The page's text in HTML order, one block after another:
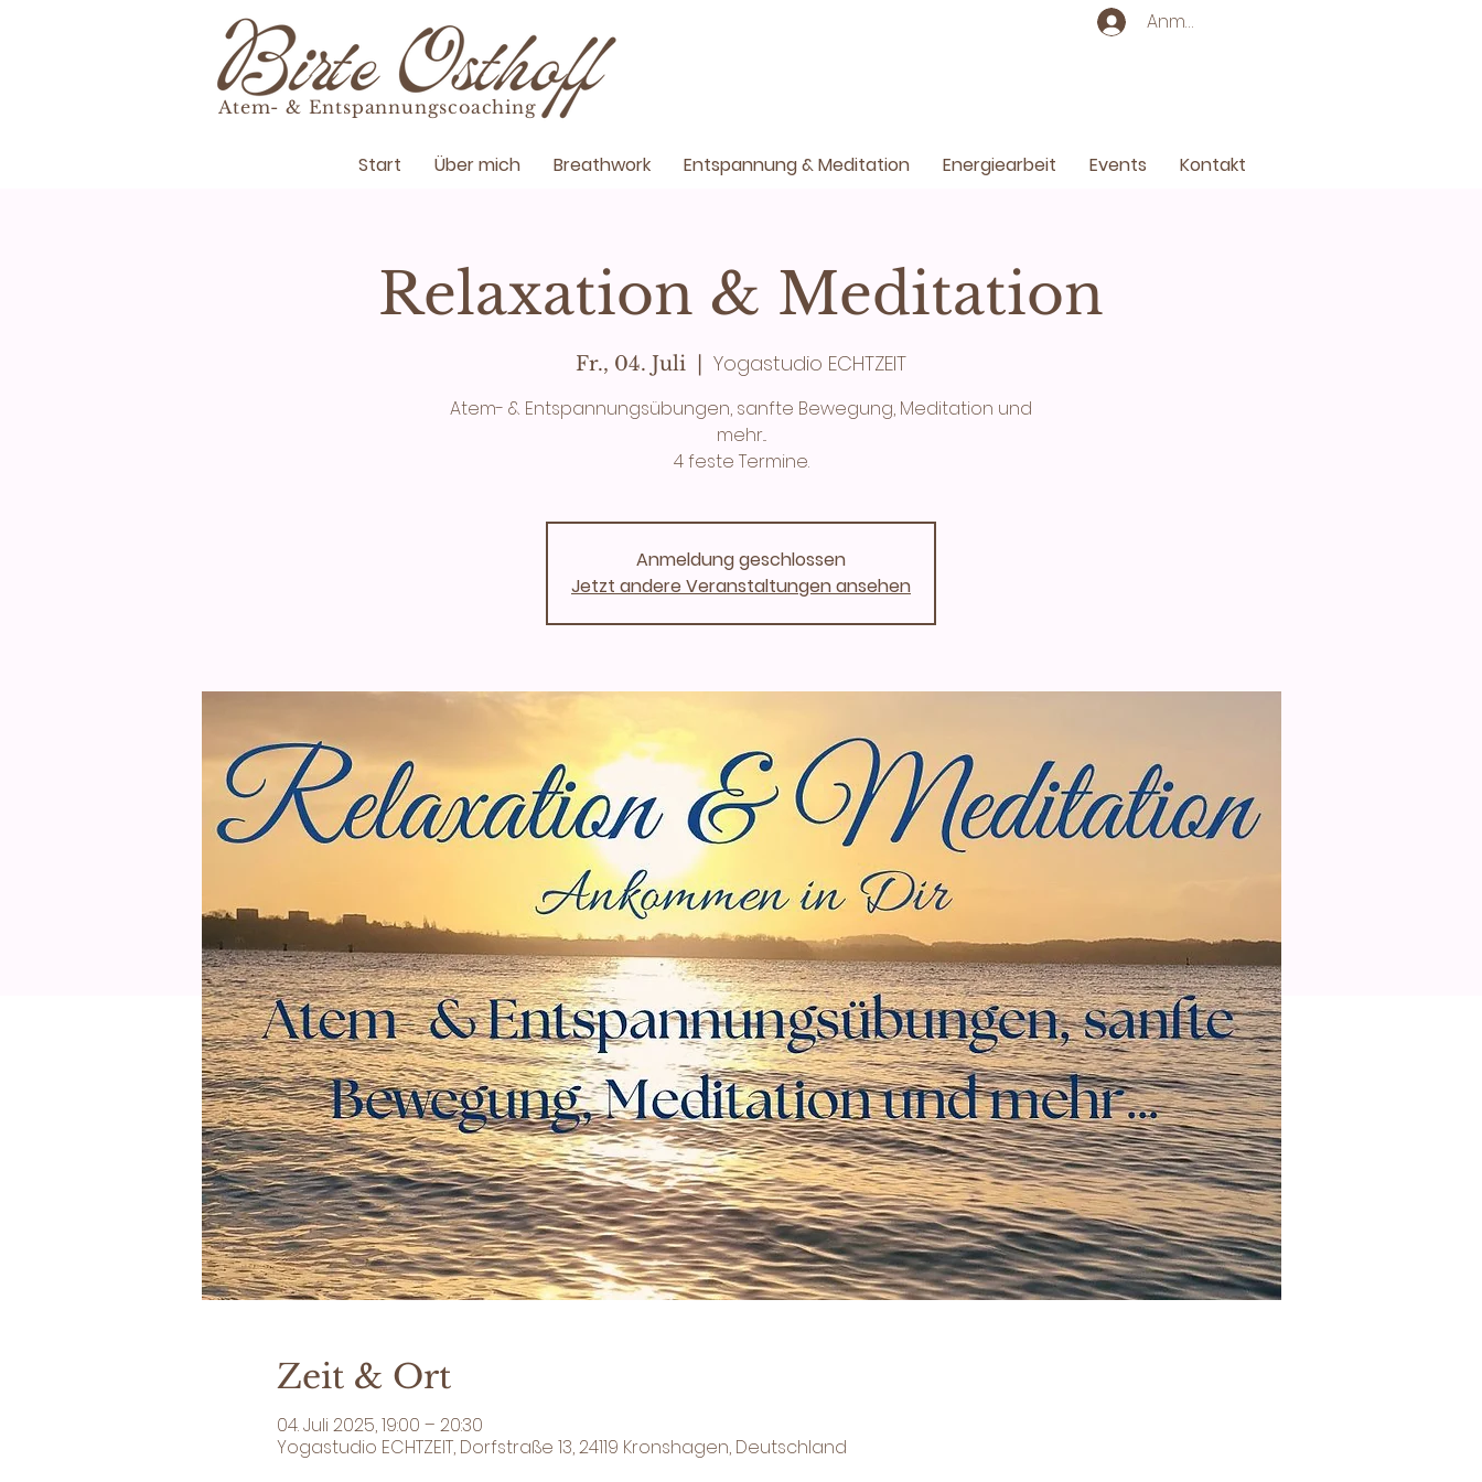
Atem- & Entspannungscoaching
Anmelden
Start Über mich Breathwork Entspannung & Meditation Energiearbeit Events Kontakt
Relaxation & Meditation
Fr., 04. Juli Yogastudio ECHTZEIT
Atem- & Entspannungsübungen, sanfte Bewegung, Meditation und
mehr...
4 feste Termine.
Anmeldung geschlossen
Jetzt andere Veranstaltungen ansehen
Zeit & Ort
04. Juli 2025, 19:00 – 20:30
Yogastudio ECHTZEIT, Dorfstraße 13, 24119 Kronshagen, Deutschland